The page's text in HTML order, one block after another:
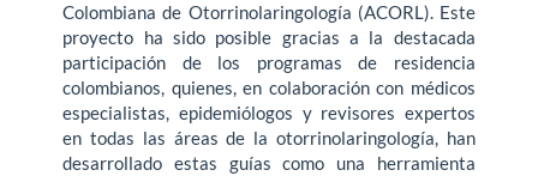
Colombiana de Otorrinolaringología (ACORL). Este
proyecto ha sido posible gracias a la destacada
participación de los programas de residencia
colombianos, quienes, en colaboración con médicos
especialistas, epidemiólogos y revisores expertos
en todas las áreas de la otorrinolaringología, han
desarrollado estas guías como una herramienta